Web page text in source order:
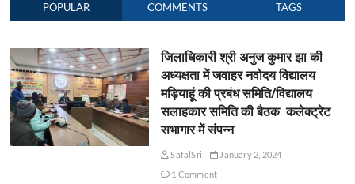
POPULAR COMMENTS TAGS
जिलाधिकारी श्री अनुज कुमार झा की
अध्यक्षता में जवाहर नवोदय विद्यालय
मड़ियाहूं की प्रबंध समिति/विद्यालय
सलाहकार समिति की बैठक कलेक्ट्रेट
सभागार में संपन्न
SafalSri
January 2, 2024
1 Comment